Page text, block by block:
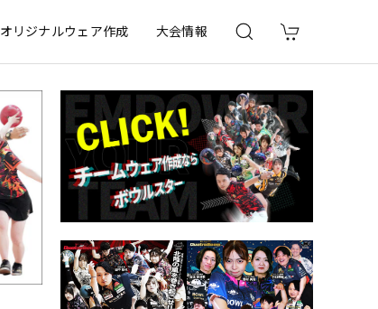
オリジナルウェア作成 大会情報